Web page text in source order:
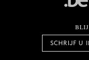
SCHRIJF U